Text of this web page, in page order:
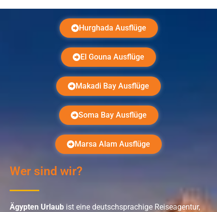
Hurghada Ausflüge
El Gouna Ausflüge
Makadi Bay Ausflüge
Soma Bay Ausflüge
Marsa Alam Ausflüge
Wer sind wir?
Ägypten Urlaub ist eine deutschsprachige Reiseagentur,